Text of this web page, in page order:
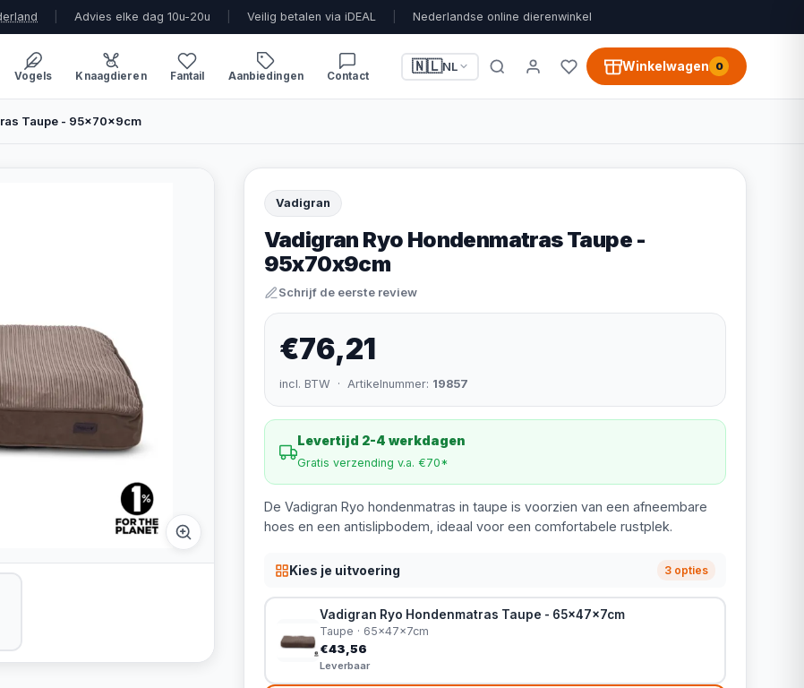
Advies elke dag 10u-20u Veilig betalen via iDEAL Nederlandse online dierenwinkel
Vogels Knaagdieren Fantail Aanbiedingen Contact
🇳🇱NL Winkelwagen 0
Taupe - 95x70x9cm
Vadigran
Vadigran Ryo Hondenmatras Taupe -
95x70x9cm
Schrijf de eerste review
€76,21
incl. BTW · Artikelnummer: 19857
Levertijd 2-4 werkdagen
Gratis verzending v.a. €70*
De Vadigran Ryo hondenmatras in taupe is voorzien van een afneembare
hoes en een antislipbodem, ideaal voor een comfortabele rustplek.
Kies je uitvoering 3 opties
Vadigran Ryo Hondenmatras Taupe - 65x47x7cm
Taupe · 65x47x7cm
€43,56
Leverbaar